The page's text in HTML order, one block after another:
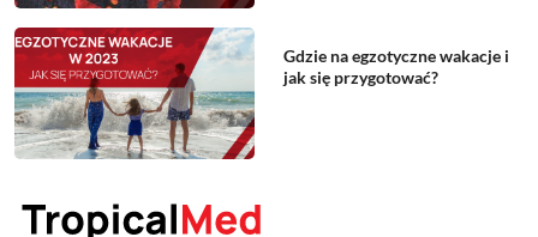
Gdzie na egzotyczne wakacje i
jak się przygotować?